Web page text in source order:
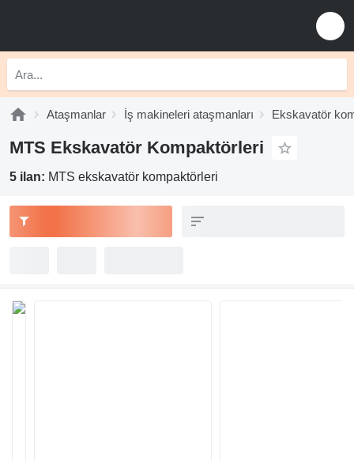
Ataşmanlar İş makineleri ataşmanları Ekskavatör
MTS Ekskavatör Kompaktörleri
5 ilan: MTS ekskavatör kompaktörleri